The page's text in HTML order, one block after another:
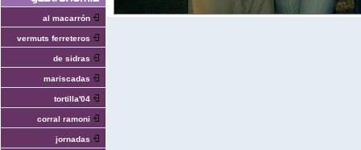
al macarrón
vermuts ferreteros
de sidras
mariscadas
tortilla'04
corral ramoni
jornadas